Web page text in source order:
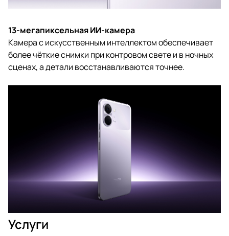
13-мегапиксельная ИИ-камера
Камера с искусственным интеллектом обеспечивает
более чёткие снимки при контровом свете и в ночных
сценах, а детали восстанавливаются точнее.
Услуги